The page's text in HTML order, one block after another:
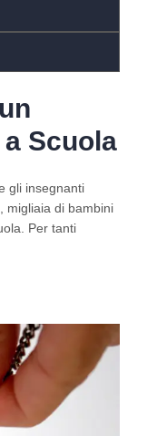
Scuola
gli insegnanti
migliaia di bambini
Per tanti